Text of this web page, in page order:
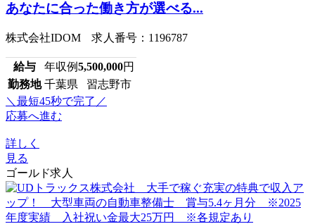
あなたに合った働き方が選べる...
株式会社IDOM 求人番号：1196787
給与 年収例5,500,000円
勤務地 千葉県 習志野市
＼最短45秒で完了／
応募へ進む
詳しく
見る
ゴールド求人